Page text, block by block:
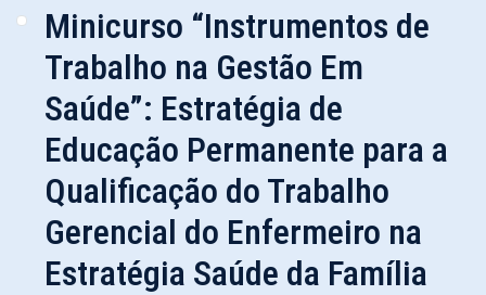
Minicurso “Instrumentos de
Trabalho na Gestão Em
Saúde”: Estratégia de
Educação Permanente para a
Qualificação do Trabalho
Gerencial do Enfermeiro na
Estratégia Saúde da Família